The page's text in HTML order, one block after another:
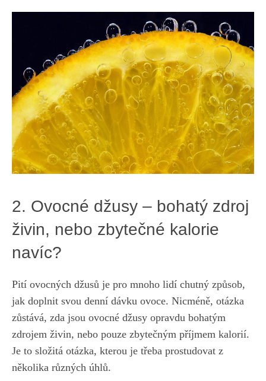
2. Ovocné džusy – bohatý zdroj
živin, nebo zbytečné kalorie
navíc?
Pití ovocných džusů je⁢ pro mnoho lidí chutný způsob,
jak ⁢doplnit svou​ denní dávku⁤ ovoce. Nicméně, otázka
zůstává, zda jsou ovocné džusy opravdu bohatým
zdrojem živin, nebo pouze zbytečným příjmem ⁢kalorií.
⁣Je to složitá​ otázka,⁤ kterou je třeba prostudovat z⁤
několika různých úhlů.